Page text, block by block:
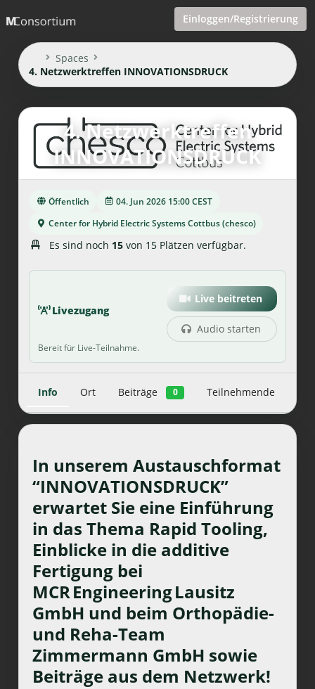
Einloggen/Registrierung
Spaces
4. Netzwerktreffen INNOVATIONSDRUCK
4. Netzwerktreffen
INNOVATIONSDRUCK
Öffentlich
04. Jun 2026 15:00 CEST
Center for Hybrid Electric Systems Cottbus (chesco)
Es sind noch 15von 15 Plätzen verfügbar.
Livezugang
Live beitreten
Audio starten
Bereit für Live-Teilnahme.
Info Ort Beiträge 0 Teilnehmende
In unserem Austauschformat
“INNOVATIONSDRUCK”
erwartet Sie eine Einführung
in das Thema Rapid Tooling,
Einblicke in die additive
Fertigung bei
MCR Engineering Lausitz
GmbH und beim Orthopädie-
und Reha-Team
Zimmermann GmbH sowie
Beiträge aus dem Netzwerk!